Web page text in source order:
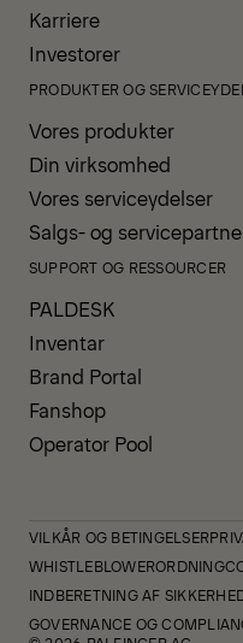
Karriere
Investorer
PRODUKTER OG
Vores produkter
Din virksomhed
Vores serviceydelser
Salgs- og
SUPPORT OG RESSOURCER
PALDESK
Inventar
Brand Portal
Fanshop
Operator Pool
VILKÅR OG BETINGELSER
WHISTLEBLOWERORDNING
INDBERETNING AF
GOVERNANCE OG